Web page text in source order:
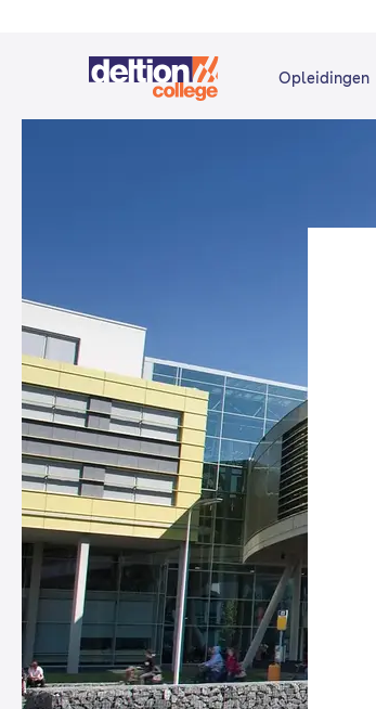
Opleidingen